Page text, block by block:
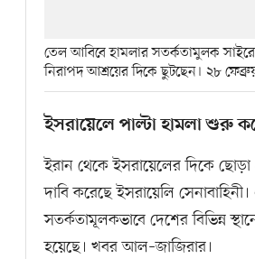
তেল আবিবে হামলার সতর্কতামুলক
নিরাপদ আশ্রয়ের দিকে ছুটছেন। ২৮
ইসরায়েলে পাল্টা হামলা শুরু
ইরান থেকে ইসরায়েলের দিকে ছোড়া
দাবি করেছে ইসরায়েলি
সতর্কতামূলকভাবে দেশের বিভিন্ন
হয়েছে। খবর আল–জাজিরার।